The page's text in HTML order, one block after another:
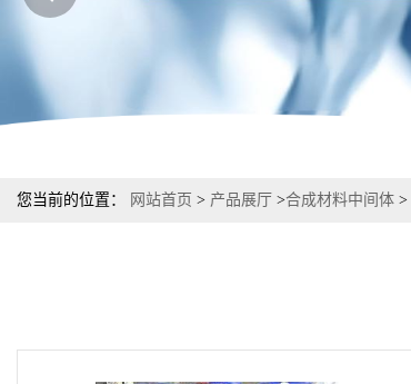
您当前的位置： 网站首页 > 产品展厅 >合成材料中间体 >